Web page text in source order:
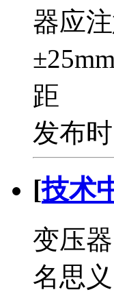
器应
距
发布
[技术
变压
名思